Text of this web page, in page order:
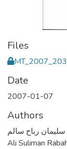
Files
Date
2007-01-07
Authors
رباح سالم
Ali Suliman